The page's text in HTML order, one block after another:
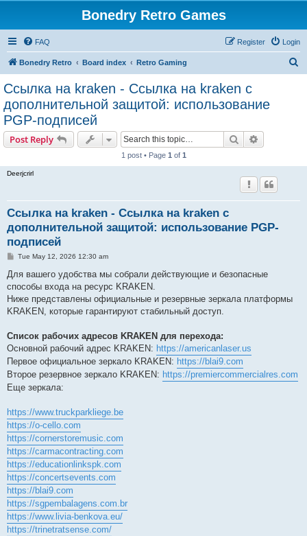
Bonedry Retro Games
FAQ Login
Register
Bonedry Retro Board index Retro Gaming
Ссылка на kraken - Ссылка на kraken с
дополнительной защитой: использование
PGP-подписей
Post Reply Search
1 post • Page 1 of 1
Deerjcrirl
Ссылка на kraken - Ссылка на kraken с
дополнительной защитой: использование PGP-
подписей
P
s
Tue May 12, 2026 12:30 am
Для вашего удобства мы собрали действующие и безопасные
способы входа на ресурс KRAKEN.
Ниже представлены официальные и резервные зеркала платформы
KRAKEN, которые гарантируют стабильный доступ.
Список рабочих адресов KRAKEN для перехода:
Основной рабочий адрес KRAKEN: https://americanlaser.us
Первое официальное зеркало KRAKEN: https://blai9.com
Второе резервное зеркало KRAKEN: https://premiercommercialres.com
Еще зеркала:
https://www.truckparkliege.be
https://o-cello.com
https://cornerstoremusic.com
https://carmacontracting.com
https://educationlinkspk.com
https://concertsevents.com
https://blai9.com
https://sgpembalagens.com.br
https://www.livia-benkova.eu/
https://trinetratsense.com/